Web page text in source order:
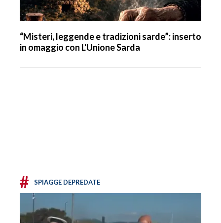
“Misteri, leggende e tradizioni sarde”: inserto
in omaggio con L'Unione Sarda
# SPIAGGE DEPREDATE